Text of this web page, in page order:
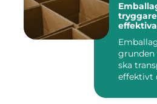
ska
effektivt